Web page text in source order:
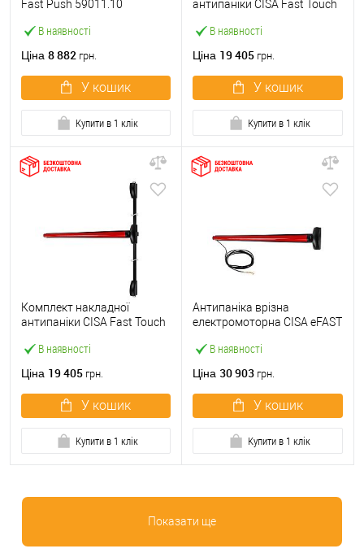
В наявності
Fast Push 59011.10
штангою 1500 мм червона
Ціна 8 882 грн.
У кошик
Купити в 1 клік
В наявності
антипаніки CISA Fast Touch
точковий вбік червона
Ціна 19 405 грн.
У кошик
Купити в 1 клік
В наявності
Комплект накладної
антипаніки CISA Fast Touch
точковий вверх-вниз
Ціна 19 405 грн.
У кошик
Купити в 1 клік
В наявності
Антипаніка врізна
електромоторна CISA eFAST
Ціна 30 903 грн.
У кошик
Купити в 1 клік
Показати ще